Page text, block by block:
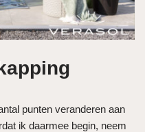
punten veranderen aan
ik daarmee begin, neem